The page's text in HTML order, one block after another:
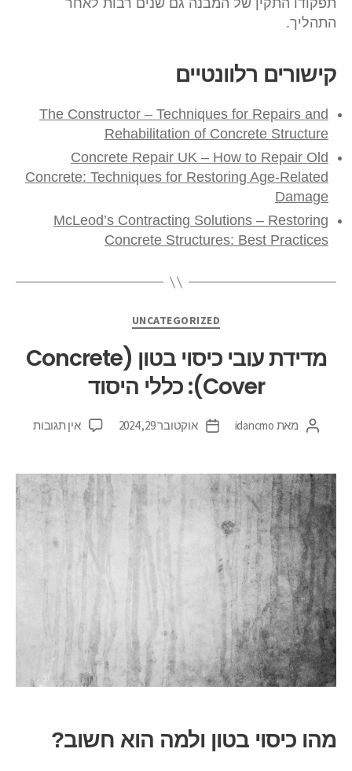
תפקודו התקין של המבנה גם שנים רבות לאחר
התהליך.
קישורים רלוונטיים
The Constructor – Techniques for Repairs and
Rehabilitation of Concrete Structure
Concrete Repair UK – How to Repair Old
Concrete: Techniques for Restoring Age-Related
Damage
McLeod’s Contracting Solutions – Restoring
Concrete Structures: Best Practices
UNCATEGORIZED
מדידת עובי כיסוי בטון (Concrete
Cover): כללי היסוד
מאת idancmo אוקטובר 29, 2024 אין תגובות
מהו כיסוי בטון ולמה הוא חשוב?